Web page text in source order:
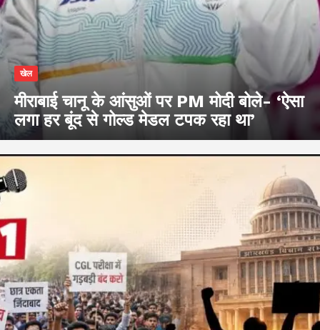
खेल
मीराबाई चानू के आंसुओं पर PM मोदी बोले- ‘ऐसा
लगा हर बूंद से गोल्ड मेडल टपक रहा था’